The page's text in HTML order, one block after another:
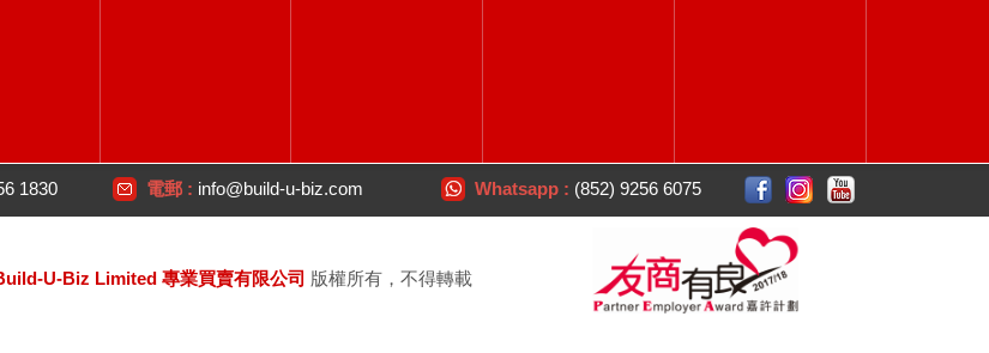
1830 電郵 : info@build-u-biz.com Whatsapp : (852) 9256 6075
U-Biz Limited 專業買賣有限公司 版權所有，不得轉載